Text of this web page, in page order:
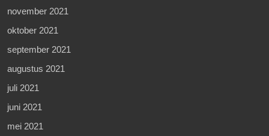
november 2021
oktober 2021
september 2021
augustus 2021
juli 2021
juni 2021
mei 2021